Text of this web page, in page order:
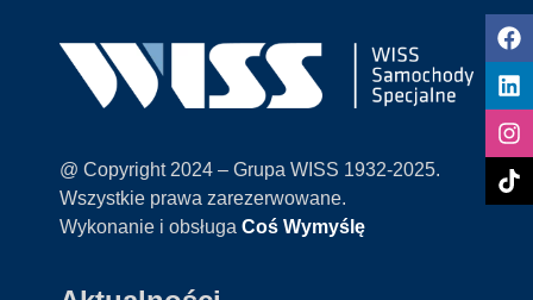
@ Copyright 2024 – Grupa WISS 1932-2025.
Wszystkie prawa zarezerwowane.
Wykonanie i obsługa Coś Wymyślę